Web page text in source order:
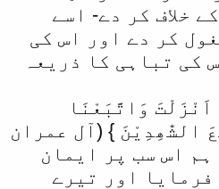
خلاف کر دے- اسے
کر دے اور اس کی
کی تباہی کا ذریعہ
اَنْزَلْتَ وَاتَّبَعْنَا
الشّٰھِدِیْنَ } (آل عمران
ہم اس سب پر ایمان
فرمایا اور تیرے